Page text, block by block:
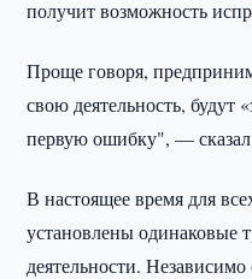
получит возможность
Проще говоря,
свою деятельность, будут
первую ошибку", —
В настоящее время для
установлены одинаковые
деятельности. Независимо